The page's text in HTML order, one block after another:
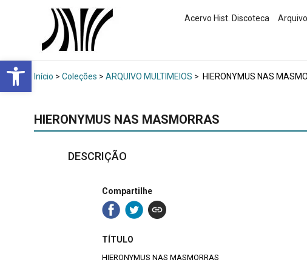
Abrir a barra de ferramentas
Acervo Hist. Discoteca
Início > Coleções > ARQUIVO MULTIMEIOS > HIERONYMUS NAS
HIERONYMUS NAS MASMORRAS
DESCRIÇÃO
Compartilhe
TÍTULO
HIERONYMUS NAS MASMORRAS